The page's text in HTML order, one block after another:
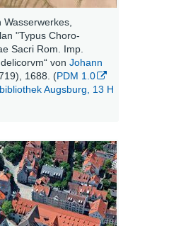
"Typus Choro-
Sacri Rom. Imp.
von Johann
1688. (PDM 1.0
Augsburg, 13 H